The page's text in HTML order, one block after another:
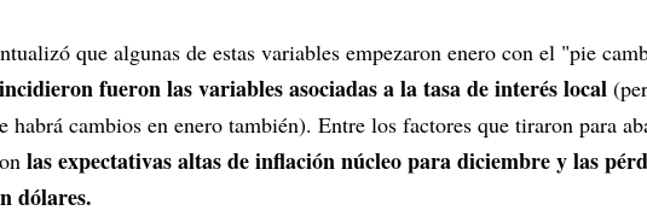
que algunas de estas variables empezaron enero con el "pie
fueron las variables asociadas a la tasa de interés local
habrá cambios en enero también). Entre los factores que tiraron para
las expectativas altas de inflación núcleo para diciembre y las
dólares.